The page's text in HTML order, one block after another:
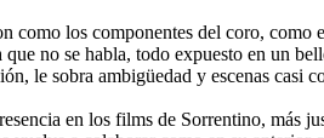
como los componentes del coro,
no se habla, todo expuesto en un
le sobra ambigüedad y escenas casi
en los films de Sorrentino, más